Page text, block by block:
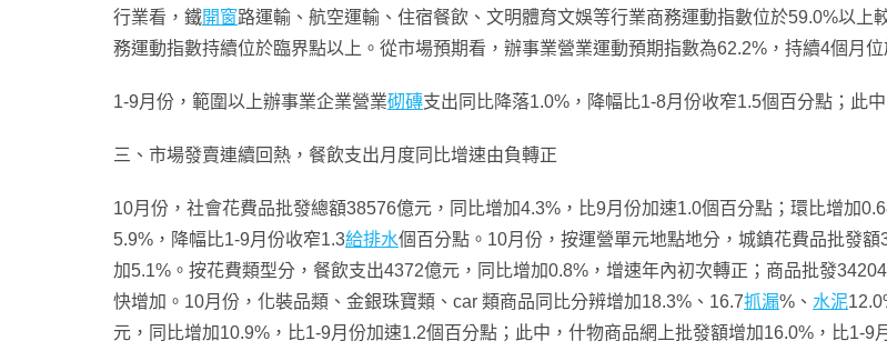
行業看，鐵開窗路運輸、航空運輸、住宿餐飲、文明體育文娛等行業商務運動指數位於59.0%以
務運動指數持續位於臨界點以上。從市場預期看，辦事業營業運動預期指數為62.2%，持續4個月
1-9月份，範圍以上辦事業企業營業砌磚支出同比降落1.0%，降幅比1-8月份收窄1.5個百分點；此
三、市場發賣連續回熱，餐飲支出月度同比增速由負轉正
10月份，社會花費品批發總額38576億元，同比增加4.3%，比9月份加速1.0個百分點；環比增加
5.9%，降幅比1-9月份收窄1.3給排水個百分點。10月份，按運營單元地點地分，城鎮花費品批發
加5.1%。按花費類型分，餐飲支出4372億元，同比增加0.8%，增速年內初次轉正；商品批發
快增加。10月份，化裝品類、金銀珠寶類、car 類商品同比分辨增加18.3%、16.7抓漏%、 水泥
元，同比增加10.9%，比1-9月份加速1.2個百分點；此中，什物商品網上批發額增加16.0%，比1-